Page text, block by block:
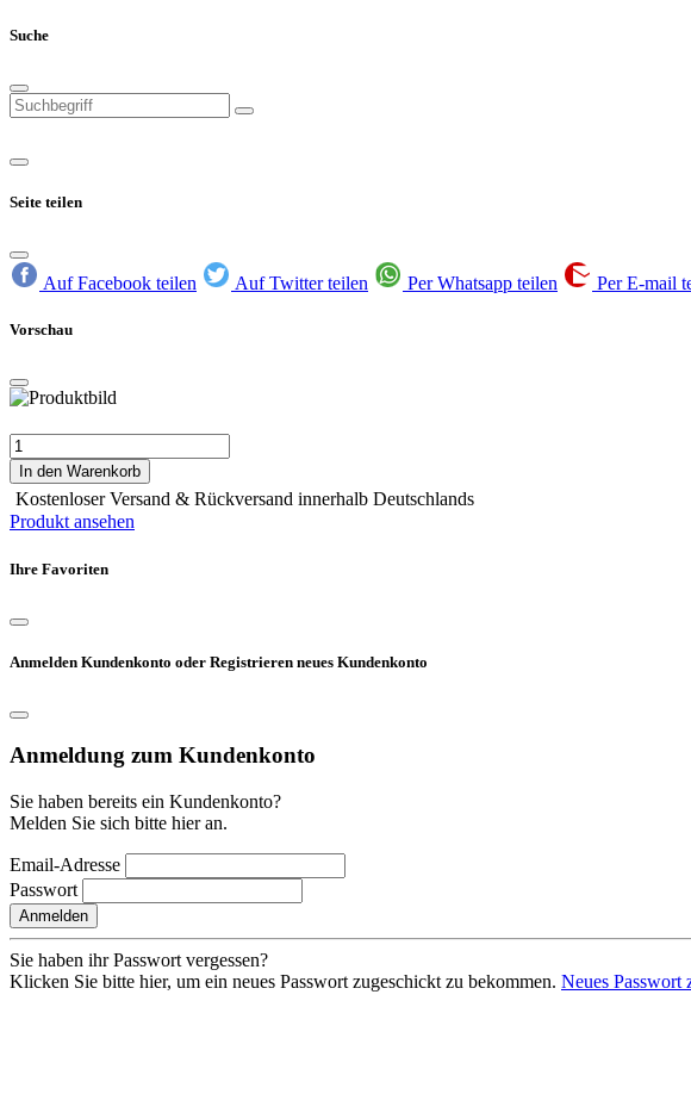
Suche
Seite teilen
Auf Facebook teilen Auf Twitter teilen Per Whatsapp teilen Per E-mail
Vorschau
In den Warenkorb
Kostenloser Versand & Rückversand innerhalb Deutschlands
Produkt ansehen
Ihre Favoriten
Anmelden Kundenkonto oder Registrieren neues Kundenkonto
Anmeldung zum Kundenkonto
Sie haben bereits ein Kundenkonto?
Melden Sie sich bitte hier an.
Email-Adresse
Passwort
Anmelden
Sie haben ihr Passwort vergessen?
Klicken Sie bitte hier, um ein neues Passwort zugeschickt zu bekommen. Neues Passwort